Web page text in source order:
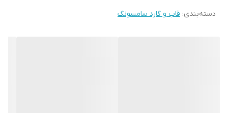
دسته‌بندی: قاب و گارد سامسونگ